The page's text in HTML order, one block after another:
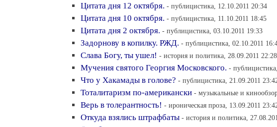
Цитата дня 12 октября. - публицистика, 12.10.2011 20:34
Цитата дня 10 октября. - публицистика, 11.10.2011 18:45
Цитата дня 2 октября. - публицистика, 03.10.2011 19:33
Задорнову в копилку. РЖД. - публицистика, 02.10.2011
Слава Богу, ты ушел! - история и политика, 28.09.2011 22:28
Мучения святого Георгия Московского. -
Что у Хакамады в голове? - публицистика, 21.09.2011
Тоталитаризм по-американски - музыкальные и
Верь в толерантность! - ироническая проза, 13.09.2011
Откуда взялись штрафбаты - история и политика,